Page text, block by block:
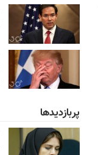
پربازدیدها